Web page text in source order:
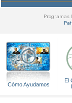
Cómo Ayudamos
El